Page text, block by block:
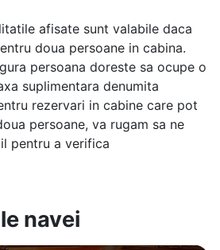
afisate sunt valabile daca
doua persoane in cabina.
persoana doreste sa ocupe o
suplimentara denumita
rezervari in cabine care pot
persoane, va rugam sa ne
pentru a verifica
navei